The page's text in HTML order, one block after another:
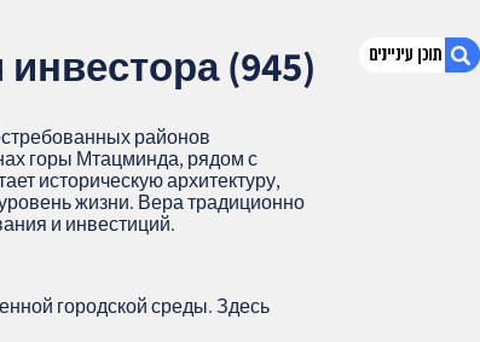
1. Вера, Тбилиси — полный гид для
(945)
районов
горы Мтацминда, рядом с
историческую архитектуру,
жизни. Вера традиционно
и инвестиций.
городской среды. Здесь